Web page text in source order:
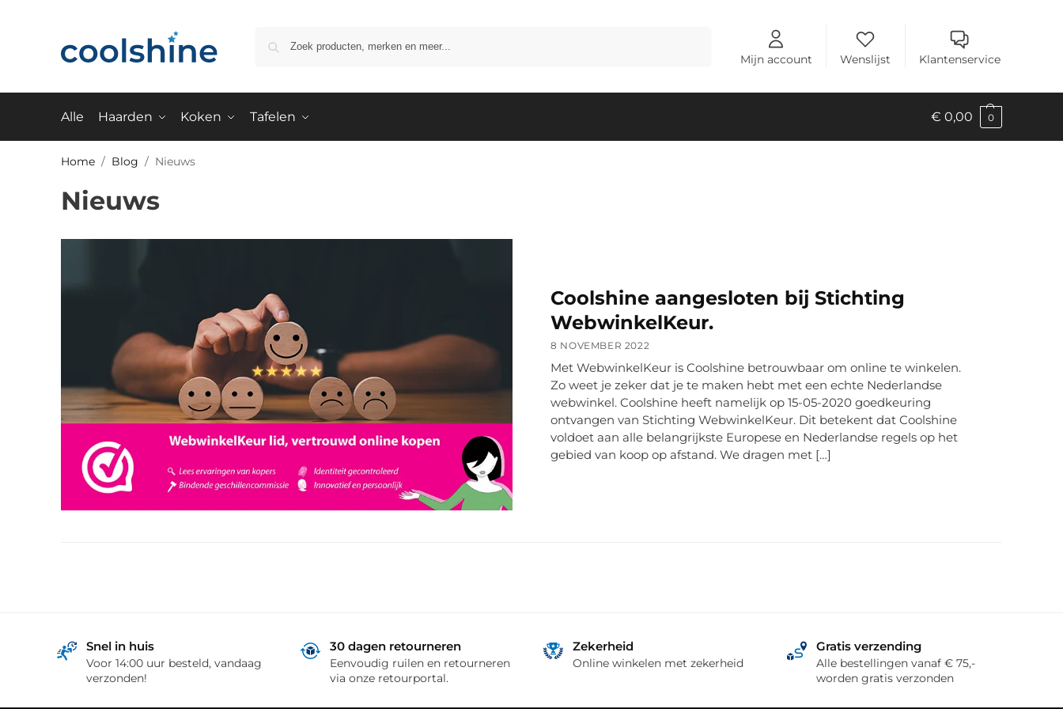
Mijn account Wenslijst Klantenservice
Alle Haarden Koken Tafelen € 0,00 0
Home / Blog / Nieuws
Nieuws
Coolshine aangesloten bij Stichting
WebwinkelKeur.
8 NOVEMBER 2022
Met WebwinkelKeur is Coolshine betrouwbaar om online te winkelen.
Zo weet je zeker dat je te maken hebt met een echte Nederlandse
webwinkel. Coolshine heeft namelijk op 15-05-2020 goedkeuring
ontvangen van Stichting WebwinkelKeur. Dit betekent dat Coolshine
voldoet aan alle belangrijkste Europese en Nederlandse regels op het
gebied van koop op afstand. We dragen met […]
Snel in huis
Voor 14:00 uur besteld, vandaag
verzonden!
30 dagen retourneren
Eenvoudig ruilen en retourneren
via onze retourportal.
Zekerheid
Online winkelen met zekerheid
Gratis verzending
Alle bestellingen vanaf € 75,-
worden gratis verzonden